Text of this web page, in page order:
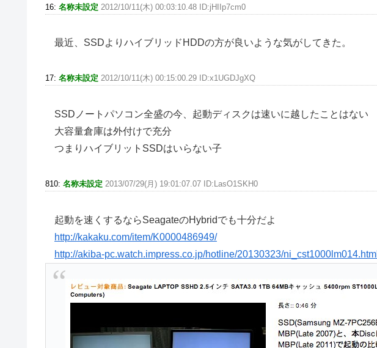
16: 名称未設定 2012/10/11(木) 00:03:10.48 ID:jHIIp7cm0
最近、SSDよりハイブリッドHDDの方が良いような気がしてきた。
17: 名称未設定 2012/10/11(木) 00:15:00.29 ID:x1UGDJgXQ
SSDノートパソコン全盛の今、起動ディスクは速いに越したことはない
大容量倉庫は外付けで充分
つまりハイブリットSSDはいらない子
810: 名称未設定 2013/07/29(月) 19:01:07.07 ID:LasO1SKH0
起動を速くするならSeagateのHybridでも十分だよ
http://kakaku.com/item/K0000486949/
http://akiba-pc.watch.impress.co.jp/hotline/20130323/ni_cst1000lm014.html